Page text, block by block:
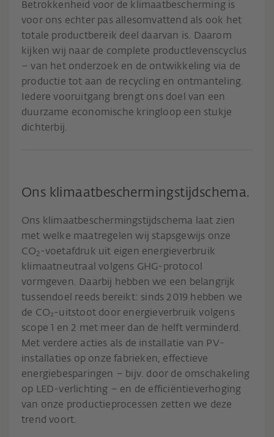
Betrokkenheid voor de klimaatbescherming is
voor ons echter pas allesomvattend als ook het
totale productbereik deel daarvan is. Daarom
kijken wij naar de complete productlevenscyclus
– van het onderzoek en de ontwikkeling via de
productie tot aan de recycling en ontmanteling.
Iedere vooruitgang brengt ons doel van een
duurzame economische kringloop een stukje
dichterbij.
Ons klimaatbeschermingstijdschema.
Ons klimaatbeschermingstijdschema laat zien
met welke maatregelen wij stapsgewijs onze
CO2-voetafdruk uit eigen energieverbruik
klimaatneutraal volgens GHG-protocol
vormgeven. Daarbij hebben we een belangrijk
tussendoel reeds bereikt: sinds 2019 hebben we
de CO₂-uitstoot door energieverbruik volgens
scope 1 en 2 met meer dan de helft verminderd.
Met verdere acties als de installatie van PV-
installaties op onze fabrieken, effectieve
energiebesparingen – bijv. door de omschakeling
op LED-verlichting – en de efficiëntieverhoging
van onze productieprocessen zetten we deze
trend voort.